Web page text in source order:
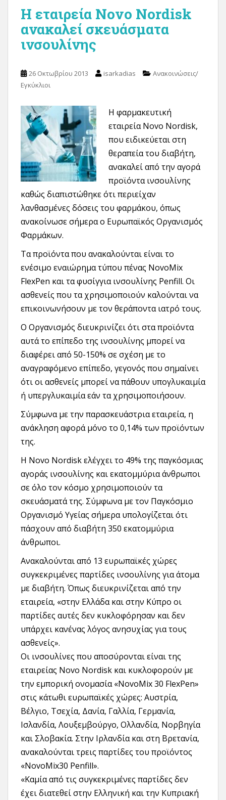
Η εταιρεία Novo Nordisk
ανακαλεί σκευάσματα
ινσουλίνης
26 Οκτωβρίου 2013 isarkadias
Ανακοινώσεις/
Εγκύκλιοι
Η φαρμακευτική
εταιρεία Novo Nordisk,
που ειδικεύεται στη
θεραπεία του διαβήτη,
ανακαλεί από την αγορά
προϊόντα ινσουλίνης
καθώς διαπιστώθηκε ότι περιείχαν
λανθασμένες δόσεις του φαρμάκου, όπως
ανακοίνωσε σήμερα ο Ευρωπαϊκός Οργανισμός
Φαρμάκων.
Τα προϊόντα που ανακαλούνται είναι το
ενέσιμο εναιώρημα τύπου πένας NovoMix
FlexPen και τα φυσίγγια ινσουλίνης Penfill. Οι
ασθενείς που τα χρησιμοποιούν καλούνται να
επικοινωνήσουν με τον θεράποντα ιατρό τους.
Ο Οργανισμός διευκρινίζει ότι στα προϊόντα
αυτά το επίπεδο της ινσουλίνης μπορεί να
διαφέρει από 50-150% σε σχέση με το
αναγραφόμενο επίπεδο, γεγονός που σημαίνει
ότι οι ασθενείς μπορεί να πάθουν υπογλυκαιμία
ή υπεργλυκαιμία εάν τα χρησιμοποιήσουν.
Σύμφωνα με την παρασκευάστρια εταιρεία, η
ανάκληση αφορά μόνο το 0,14% των προϊόντων
της.
Η Novo Nordisk ελέγχει το 49% της παγκόσμιας
αγοράς ινσουλίνης και εκατομμύρια άνθρωποι
σε όλο τον κόσμο χρησιμοποιούν τα
σκευάσματά της. Σύμφωνα με τον Παγκόσμιο
Οργανισμό Υγείας σήμερα υπολογίζεται ότι
πάσχουν από διαβήτη 350 εκατομμύρια
άνθρωποι.
Ανακαλούνται από 13 ευρωπαϊκές χώρες
συγκεκριμένες παρτίδες ινσουλίνης για άτομα
με διαβήτη. Όπως διευκρινίζεται από την
εταιρεία, «στην Ελλάδα και στην Κύπρο οι
παρτίδες αυτές δεν κυκλοφόρησαν και δεν
υπάρχει κανένας λόγος ανησυχίας για τους
ασθενείς».
Οι ινσουλίνες που αποσύρονται είναι της
εταιρείας Novo Nordisk και κυκλοφορούν με
την εμπορική ονομασία «NovoMix 30 FlexPen»
στις κάτωθι ευρωπαϊκές χώρες: Αυστρία,
Βέλγιο, Τσεχία, Δανία, Γαλλία, Γερμανία,
Ισλανδία, Λουξεμβούργο, Ολλανδία, Νορβηγία
και Σλοβακία. Στην Ιρλανδία και στη Βρετανία,
ανακαλούνται τρεις παρτίδες του προϊόντος
«NovoMix30 Penfill».
«Καμία από τις συγκεκριμένες παρτίδες δεν
έχει διατεθεί στην Ελληνική και την Κυπριακή